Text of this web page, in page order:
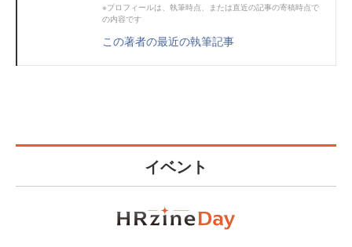
※プロフィールは、執筆時点、または直近の記事の寄稿時点で
の内容です
この著者の最近の執筆記事
イベント